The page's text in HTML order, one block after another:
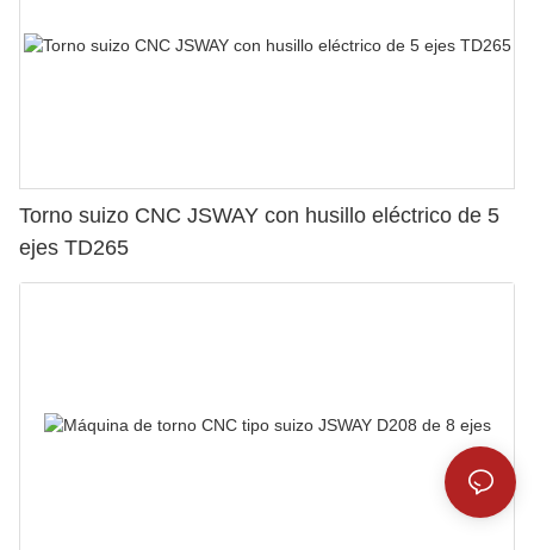
Torno suizo CNC JSWAY con husillo eléctrico de 5
ejes TD265